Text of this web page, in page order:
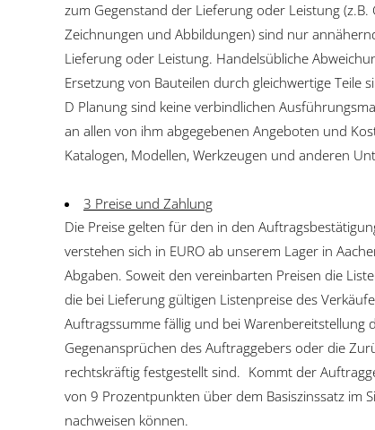
zum Gegenstand der Lieferung oder Leistung
Zeichnungen und Abbildungen) sind nur
Lieferung oder Leistung. Handelsübliche
Ersetzung von Bauteilen durch gleichwertige
D Planung sind keine verbindlichen
an allen von ihm abgegebenen Angeboten und
Katalogen, Modellen, Werkzeugen und anderen
3 Preise und Zahlung
Die Preise gelten für den in den
verstehen sich in EURO ab unserem Lager in
Abgaben. Soweit den vereinbarten Preisen die
die bei Lieferung gültigen Listenpreise des
Auftragssumme fällig und bei
Gegenansprüchen des Auftraggebers oder die
rechtskräftig festgestellt sind. Kommt der
von 9 Prozentpunkten über dem Basiszinssatz im
nachweisen können.